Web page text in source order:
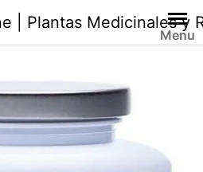
| Plantas Medicinales y
Menu